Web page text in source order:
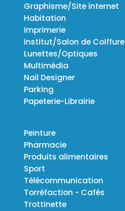
Graphisme/Site internet
Habitation
Imprimerie
Institut/Salon de Coiffure
Lunettes/Optiques
Multimédia
Nail Designer
Parking
Papeterie-Librairie
Peinture
Pharmacie
Produits alimentaires
Sport
Télécommunication
Torréfaction - Cafés
Trottinette